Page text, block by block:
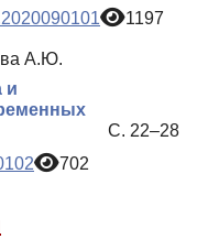
1197
А.Ю.
и
С. 22–28
702